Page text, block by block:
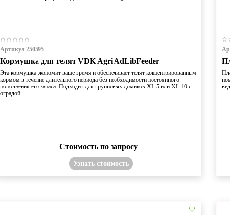
Артикул 250595
Кормушка для телят VDK Agri AdLibFeeder
Эта кормушка экономит ваше время и обеспечивает телят концентрированным
кормом в течение длительного периода без необходимости постоянного
пополнения его запаса. Подходит для групповых домиков XL-5 или XL-10 с
оградой.
Стоимость по запросу
Узнать стоимость